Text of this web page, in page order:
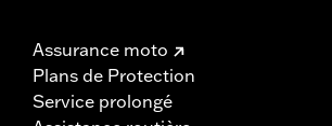
Assurance moto
Plans de Protection
Service prolongé